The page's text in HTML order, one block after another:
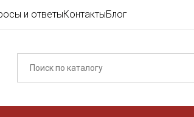
и ответыКонтактыБлог